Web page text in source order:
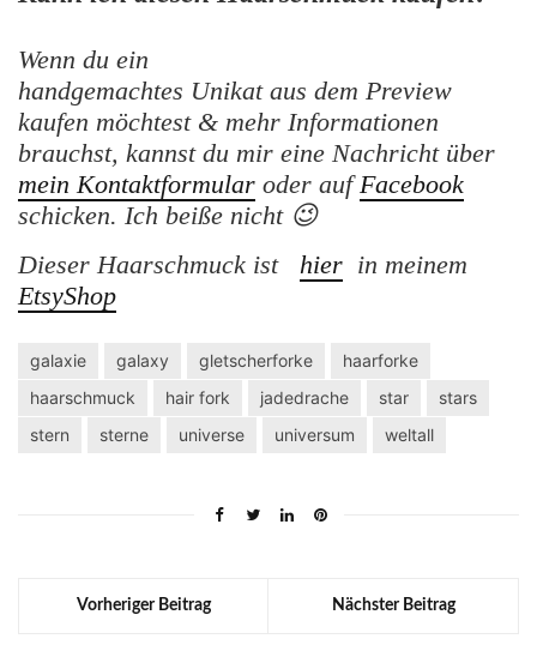
Wenn du ein
handgemachtes Unikat aus dem Preview
kaufen möchtest & mehr Informationen
brauchst, kannst du mir eine Nachricht über
mein Kontaktformular oder aufFacebook
schicken. Ich beiße nicht 😉
Dieser Haarschmuck ist hier in meinem
EtsyShop
galaxie galaxy gletscherforke
haarforke
haarschmuck
hair fork jadedrache star
stars
stern
sterne universe universum weltall
Vorheriger Beitrag Nächster Beitrag